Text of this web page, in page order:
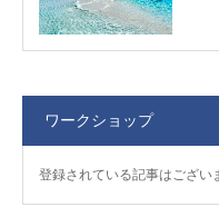
ワークショップ
登録されている記事はござい